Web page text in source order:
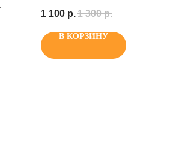
мидии, цуккини, оливки, чеддер и
моццарелла, фирменный томатный
соус, свежие томаты и руккола
1 100 р.1 300 р.
В КОРЗИНУ